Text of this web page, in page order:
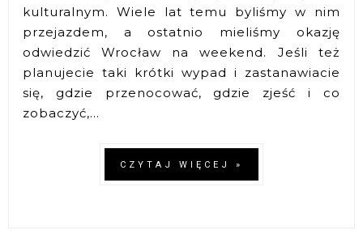
kulturalnym. Wiele lat temu byliśmy w nim
przejazdem, a ostatnio mieliśmy okazję
odwiedzić Wrocław na weekend. Jeśli też
planujecie taki krótki wypad i zastanawiacie
się, gdzie przenocować, gdzie zjeść i co
zobaczyć,...
CZYTAJ WIĘCEJ »